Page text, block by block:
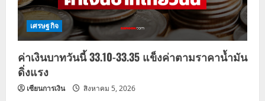
เศรษฐกิจ
ค่าเงินบาทวันนี้ 33.10-33.35 แข็งค่าตามราคาน้ำมัน
ดิ่งแรง
เซียนการเงิน สิงหาคม 5, 2026